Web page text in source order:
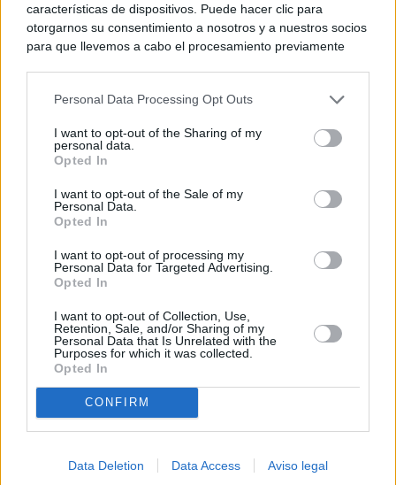
características de dispositivos. Puede hacer clic para
otorgarnos su consentimiento a nosotros y a nuestros socios
para que llevemos a cabo el procesamiento previamente
negar su consentimiento. Tenga en cuenta que algún
de su consentimiento, pero usted tiene el derecho de
rechazar tal procesamiento. Sus preferencias se aplicarán
cualquier momento entrando de nuevo en este sitio web o
visitando nuestra política de privacidad.
Personal Data Processing Opt Outs
I want to opt-out of the Sharing of my
personal data.
Opted In
I want to opt-out of the Sale of my
Personal Data.
Opted In
I want to opt-out of processing my
Personal Data for Targeted Advertising.
Opted In
I want to opt-out of Collection, Use,
Retention, Sale, and/or Sharing of my
Personal Data that Is Unrelated with the
Purposes for which it was collected.
Opted In
CONFIRM
Data Deletion Data Access Aviso legal